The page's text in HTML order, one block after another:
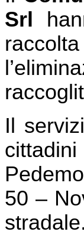
Srl
Il
50 –
stradale.